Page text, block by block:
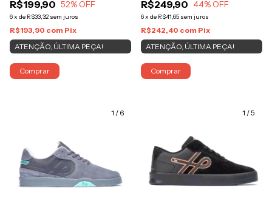
R$199,90 52% OFF
6x de R$33,32 sem juros
R$193,90 com Pix
ATENÇÃO, ÚLTIMA PEÇA!
Comprar
R$249,90 44% OFF
6x de R$41,65 sem juros
R$242,40 com Pix
ATENÇÃO, ÚLTIMA PEÇA!
Comprar
1 / 6 1 /5